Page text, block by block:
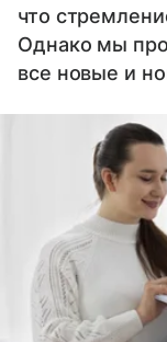
что
Однако мы
все новые и